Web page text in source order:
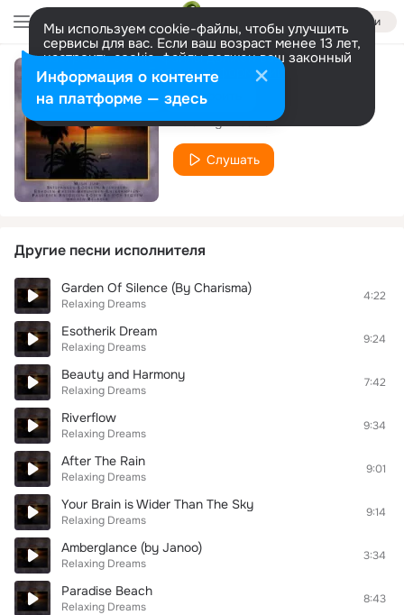
Войти
Мы используем cookie-файлы, чтобы улучшить
сервисы для вас. Если ваш возраст менее 13 лет,
настроить cookie-файлы должен ваш законный
представитель. Больше информации
Разрешить все Настроить
Amberglance
Relaxing Dreams
Слушать
Другие песни исполнителя
Garden Of Silence (By Charisma)
Relaxing Dreams
4:22
Esotherik Dream
Relaxing Dreams
9:24
Beauty and Harmony
Relaxing Dreams
7:42
Riverflow
Relaxing Dreams
9:34
After The Rain
Relaxing Dreams
9:01
Your Brain is Wider Than The Sky
Relaxing Dreams
9:14
Amberglance (by Janoo)
Relaxing Dreams
3:34
Paradise Beach
Relaxing Dreams
8:43
Информация о контенте
на платформе — здесь